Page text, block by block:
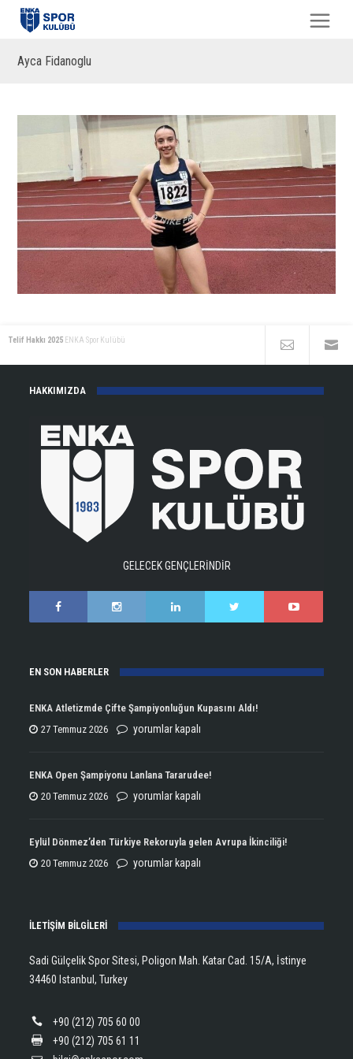
Ayca Fidanoglu
Telif Hakkı 2025 ENKA Spor Kulübü
HAKKIMIZDA
GELECEK GENÇLERİNDİR
EN SON HABERLER
ENKA Atletizmde Çifte Şampiyonluğun Kupasını Aldı!
27 Temmuz 2026
ENKA
Çifte
Şampiyonluğun
yorumlar kapalı
ENKA Open Şampiyonu Lanlana Tararudee!
20 Temmuz 2026
ENKA
Şampiyonu
Lanlana
yorumlar kapalı
Eylül Dönmez’den Türkiye Rekoruyla gelen Avrupa İkinciliği!
20 Temmuz 2026
Eylül
Rekoruyla
Avrupa
yorumlar kapalı
İLETİŞİM BİLGİLERİ
Sadi Gülçelik Spor Sitesi, Poligon Mah. Katar Cad. 15/A, İstinye
34460 Istanbul, Turkey
+90 (212) 705 60 00
+90 (212) 705 61 11